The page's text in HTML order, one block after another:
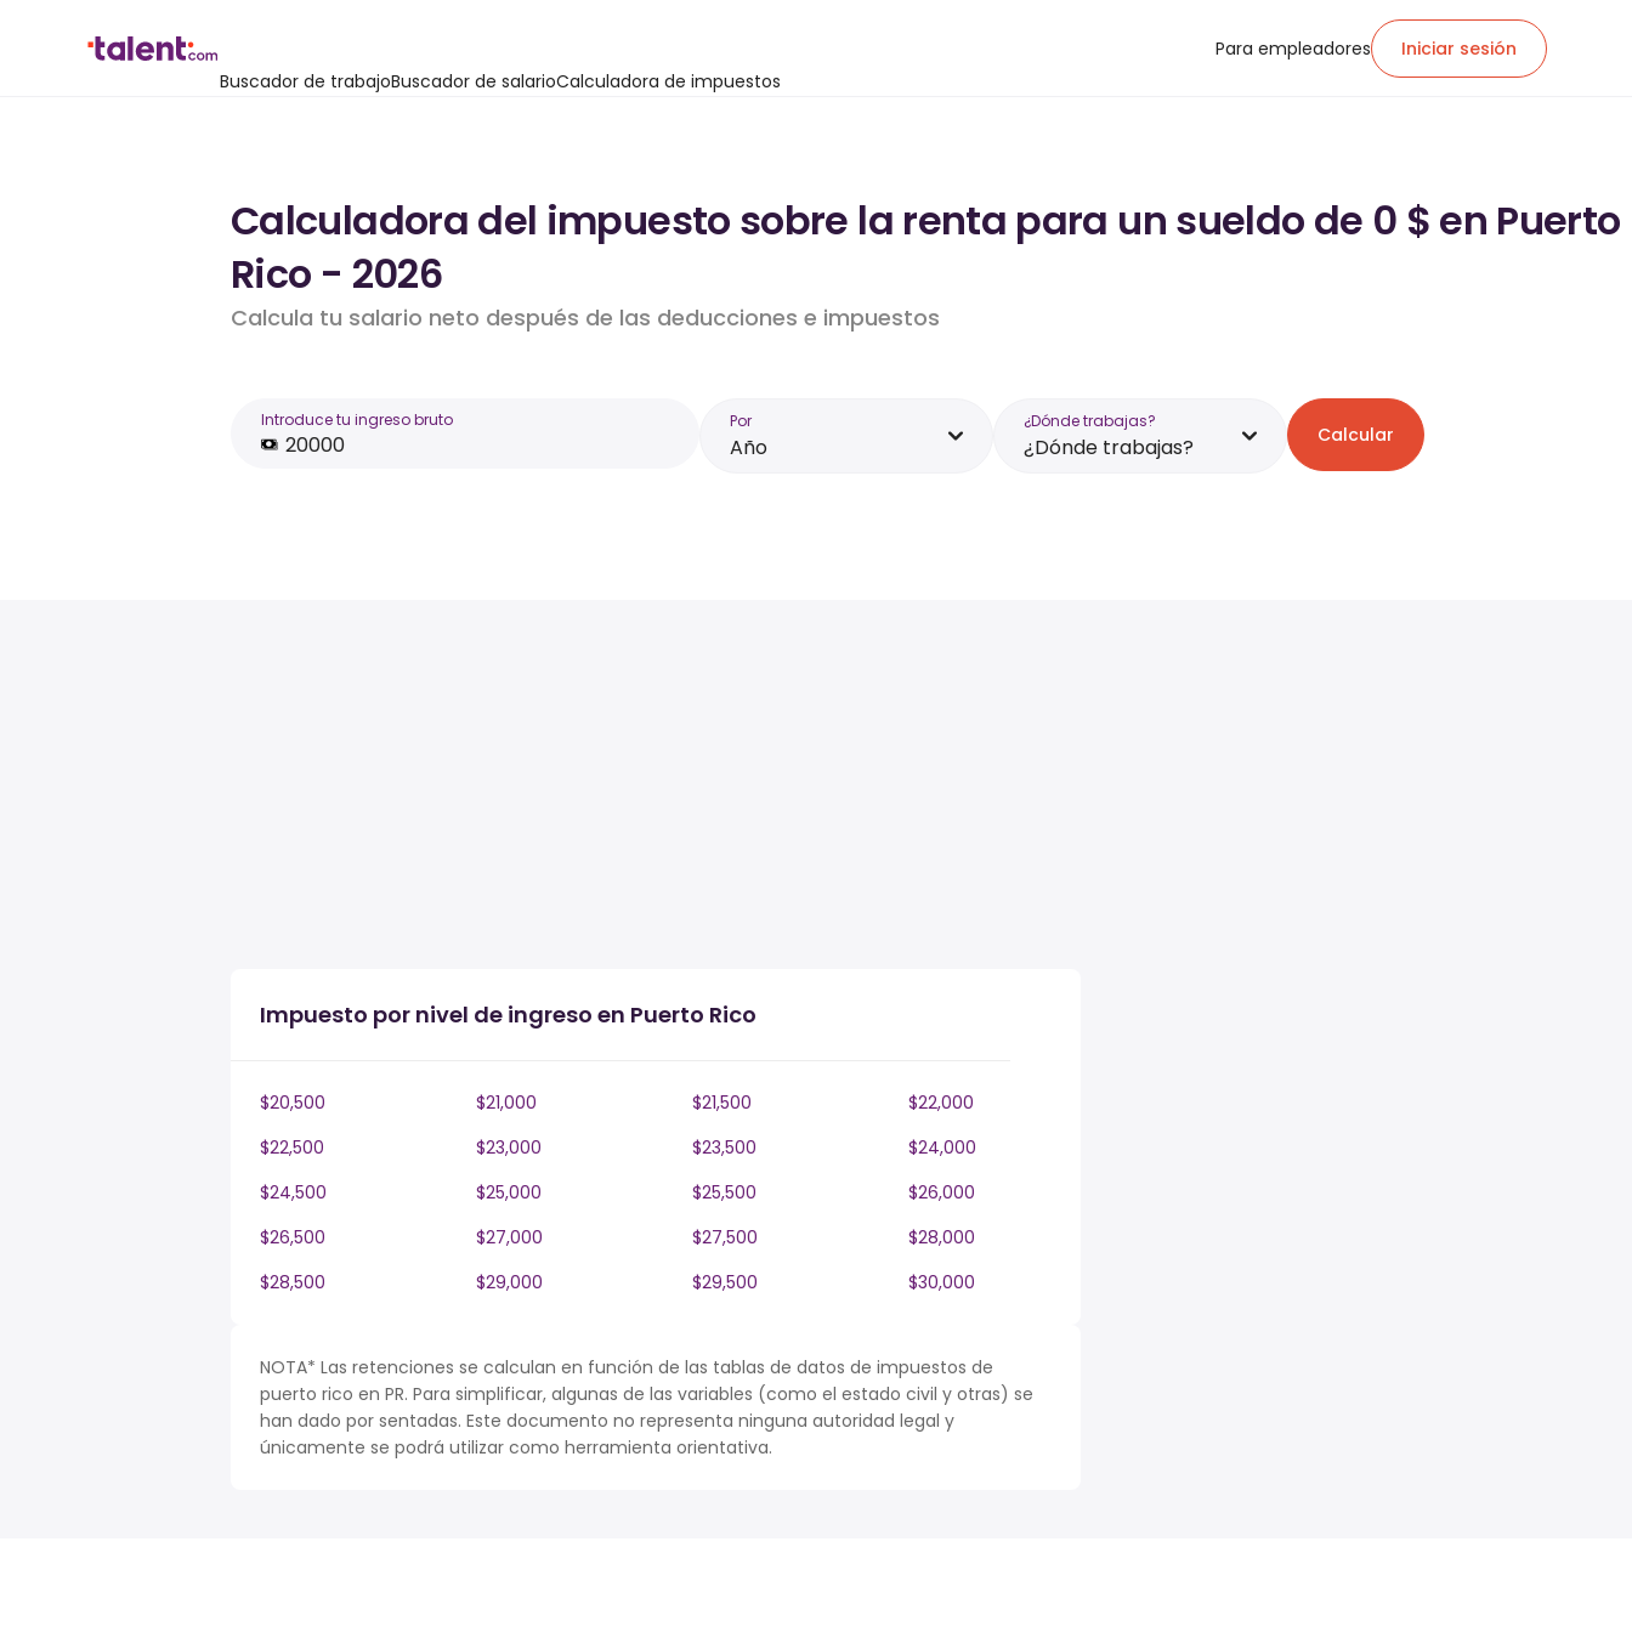
Buscador de trabajoBuscador de salarioCalculadora de impuestos
Para empleadores Iniciar sesión
Calculadora del impuesto sobre la renta para un sueldo de 0 $ en Puerto
Rico - 2026
Calcula tu salario neto después de las deducciones e impuestos
Introduce tu ingreso bruto Por
Año
¿Dónde trabajas?
¿Dónde trabajas? Calcular
Impuesto por nivel de ingreso en Puerto Rico
$20,500 $21,000 $21,500
$22,000
$22,500
$23,000 $23,500
$24,000
$24,500
$25,000 $25,500
$26,000
$26,500
$27,000 $27,500
$28,000
$28,500
$29,000 $29,500 $30,000
NOTA* Las retenciones se calculan en función de las tablas de datos de impuestos de
puerto rico en PR. Para simplificar, algunas de las variables (como el estado civil y otras) se
han dado por sentadas. Este documento no representa ninguna autoridad legal y
únicamente se podrá utilizar como herramienta orientativa.